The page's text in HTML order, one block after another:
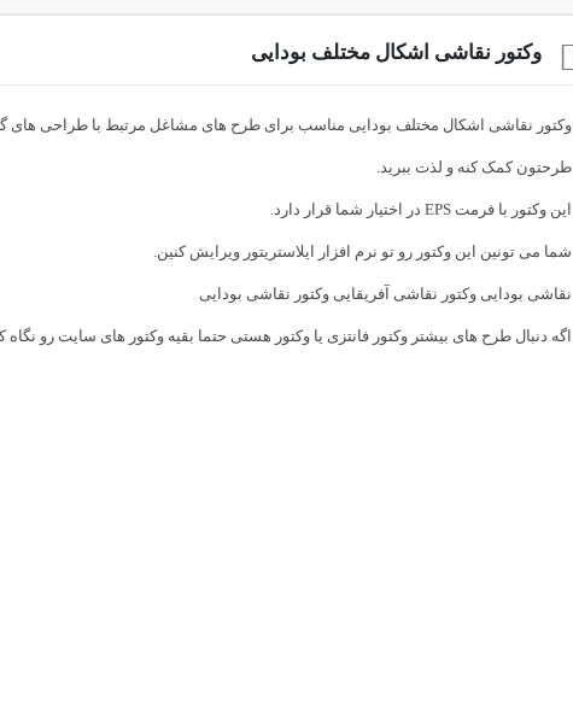
وکتور نقاشی اشکال مختلف بودایی
وکتور نقاشی اشکال مختلف بودایی مناسب برای طرح های مشاغل مرتبط با طراحی های
طرحتون کمک کنه و لذت ببرید.
این وکتور با فرمت EPS در اختیار شما قرار دارد.
شما می تونین این وکتور رو تو نرم افزار ایلاستریتور ویرایش کنین.
نقاشی بودایی وکتور نقاشی آفریقایی وکتور نقاشی بودایی
اگه دنبال طرح های بیشتر وکتور فانتزی یا وکتور هستی حتما بقیه وکتور های سایت رو نگاه